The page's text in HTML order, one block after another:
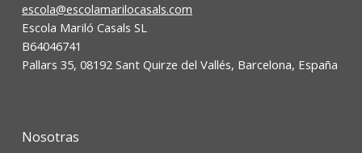
escola@escolamarilocasals.com
Escola Mariló Casals SL
B64046741
Pallars 35, 08192 Sant Quirze del Vallés, Barcelona, España
Nosotras